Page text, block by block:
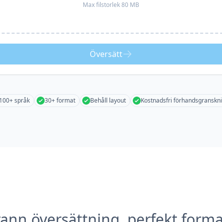
Max filstorlek 80 MB
Översätt
100+ språk 30+ format Behåll layout Kostnadsfri